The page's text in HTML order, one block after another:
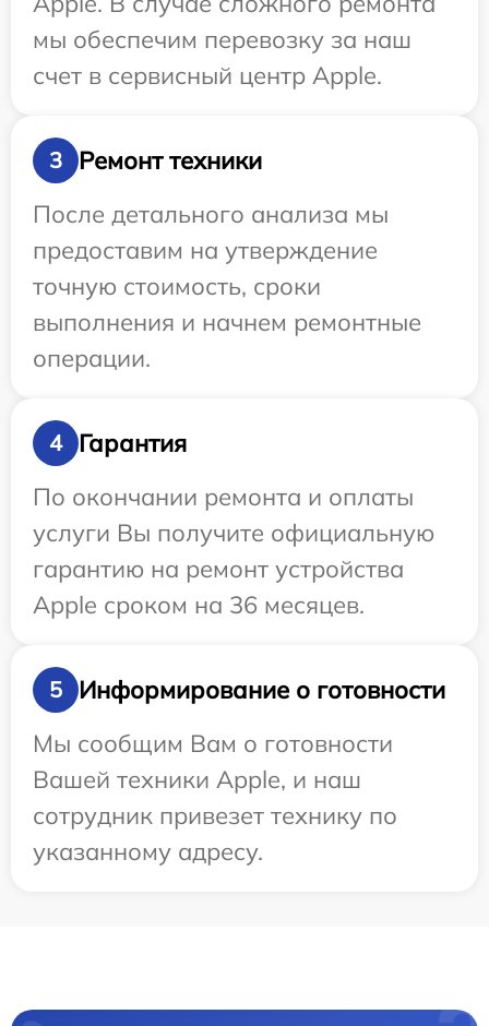
мы обеспечим перевозку за наш
счет в сервисный центр Apple.
3
Ремонт техники
После детального анализа мы
предоставим на утверждение
точную стоимость, сроки
выполнения и начнем ремонтные
операции.
4
Гарантия
По окончании ремонта и оплаты
услуги Вы получите официальную
гарантию на ремонт устройства
Apple сроком на 36 месяцев.
5
Информирование о готовности
Мы сообщим Вам о готовности
Вашей техники Apple, и наш
сотрудник привезет технику по
указанному адресу.